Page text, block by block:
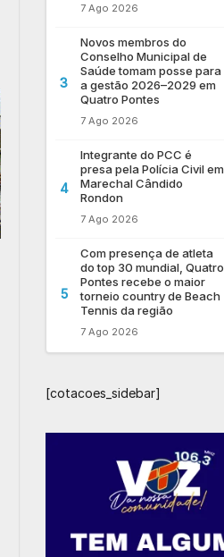
7 Ago 2026
3
Novos membros do
Conselho Municipal de
Saúde tomam posse para
a gestão 2026–2029 em
Quatro Pontes
7 Ago 2026
4
Integrante do PCC é
presa pela Polícia Civil em
Marechal Cândido
Rondon
7 Ago 2026
5
Com presença de atleta
do top 30 mundial, Quatro
Pontes recebe o maior
torneio country de Beach
Tennis da região
7 Ago 2026
[cotacoes_sidebar]